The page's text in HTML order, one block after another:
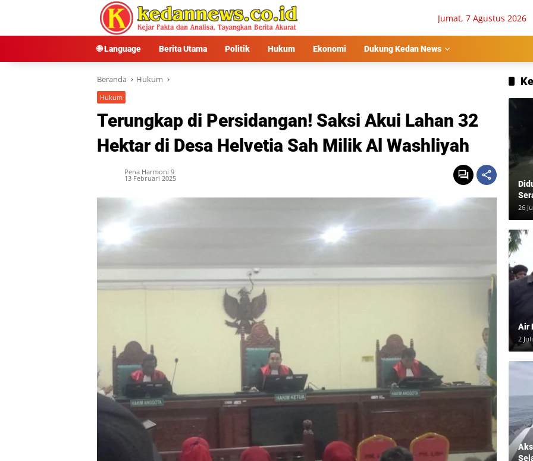
Jumat, 7 Agustus 2026
🌐 Language Berita Utama Politik Hukum Ekonomi Dukung Kedan News
Beranda Hukum
Hukum
Terungkap di Persidangan! Saksi Akui Lahan 32
Hektar di Desa Helvetia Sah Milik Al Washliyah
Pena Harmoni 9
13 Februari 2025
26
Air
2